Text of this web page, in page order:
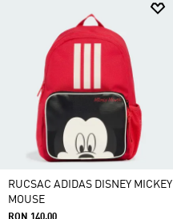
RUCSAC ADIDAS DISNEY MICKEY
MOUSE